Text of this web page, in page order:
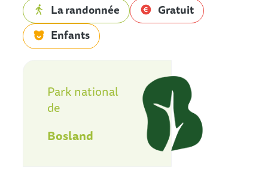
La randonnée
Gratuit
Enfants
Park national
de
Bosland